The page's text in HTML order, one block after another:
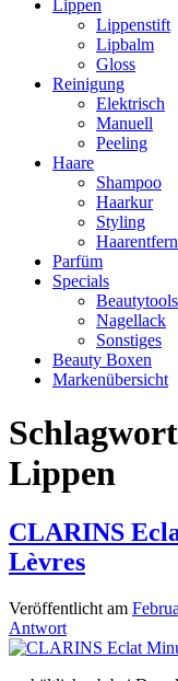
Lippen
Lippenstift
Lipbalm
Gloss
Reinigung
Elektrisch
Manuell
Peeling
Haare
Shampoo
Haarkur
Styling
Parfüm
Specials
Beautytools
Nagellack
Sonstiges
Beauty Boxen
Markenübersicht
Lippen
CLARINS
Lèvres
Veröffentlicht am
Antwort